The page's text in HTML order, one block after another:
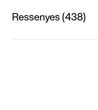
Ressenyes (438)